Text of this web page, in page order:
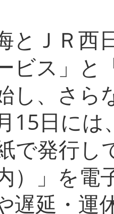
とＪＲ西
ビス」
し、さら
15日に
で発行し
）」を電
遅延・運